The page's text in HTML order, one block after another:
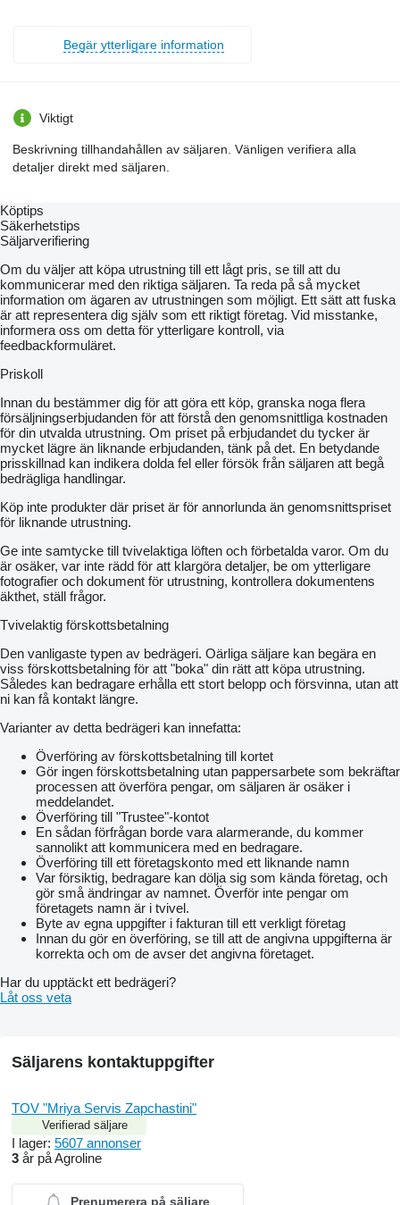
Begär ytterligare information
Viktigt
Beskrivning tillhandahållen av säljaren. Vänligen verifiera alla
detaljer direkt med säljaren.
Köptips
Säkerhetstips
Säljarverifiering
Om du väljer att köpa utrustning till ett lågt pris, se till att du
kommunicerar med den riktiga säljaren. Ta reda på så mycket
information om ägaren av utrustningen som möjligt. Ett sätt att fuska
är att representera dig själv som ett riktigt företag. Vid misstanke,
informera oss om detta för ytterligare kontroll, via
feedbackformuläret.
Priskoll
Innan du bestämmer dig för att göra ett köp, granska noga flera
försäljningserbjudanden för att förstå den genomsnittliga kostnaden
för din utvalda utrustning. Om priset på erbjudandet du tycker är
mycket lägre än liknande erbjudanden, tänk på det. En betydande
prisskillnad kan indikera dolda fel eller försök från säljaren att begå
bedrägliga handlingar.
Köp inte produkter där priset är för annorlunda än genomsnittspriset
för liknande utrustning.
Ge inte samtycke till tvivelaktiga löften och förbetalda varor. Om du
är osäker, var inte rädd för att klargöra detaljer, be om ytterligare
fotografier och dokument för utrustning, kontrollera dokumentens
äkthet, ställ frågor.
Tvivelaktig förskottsbetalning
Den vanligaste typen av bedrägeri. Oärliga säljare kan begära en
viss förskottsbetalning för att "boka" din rätt att köpa utrustning.
Således kan bedragare erhålla ett stort belopp och försvinna, utan att
ni kan få kontakt längre.
Varianter av detta bedrägeri kan innefatta:
Överföring av förskottsbetalning till kortet
Gör ingen förskottsbetalning utan pappersarbete som bekräftar
processen att överföra pengar, om säljaren är osäker i
meddelandet.
Överföring till "Trustee"-kontot
En sådan förfrågan borde vara alarmerande, du kommer
sannolikt att kommunicera med en bedragare.
Överföring till ett företagskonto med ett liknande namn
Var försiktig, bedragare kan dölja sig som kända företag, och
gör små ändringar av namnet. Överför inte pengar om
företagets namn är i tvivel.
Byte av egna uppgifter i fakturan till ett verkligt företag
Innan du gör en överföring, se till att de angivna uppgifterna är
korrekta och om de avser det angivna företaget.
Har du upptäckt ett bedrägeri?
Låt oss veta
Säljarens kontaktuppgifter
TOV "Mriya Servis Zapchastini"
Verifierad säljare
I lager: 5607 annonser
3 år på Agroline
Prenumerera på säljare